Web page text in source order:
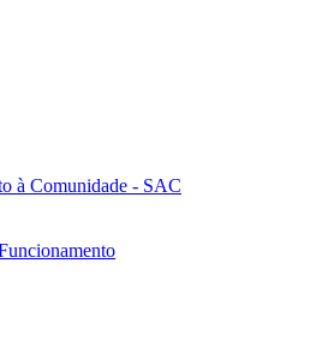
à Comunidade - SAC